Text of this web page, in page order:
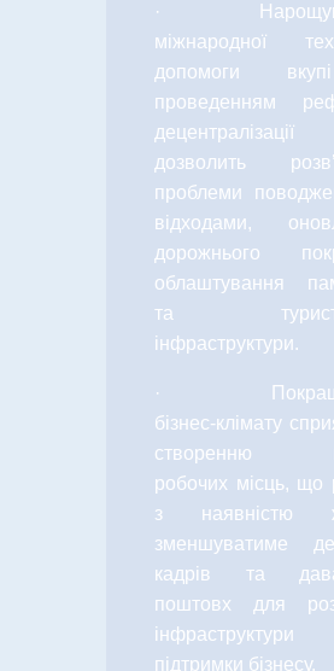
·
міжнародної
допомоги
проведенням
децентралізації
дозволить
проблеми
відходами,
дорожнього
облаштування
та
інфраструктури.
·
бізнес-клімату
створенню
робочих місць, що
з наявністю
зменшуватиме
кадрів та
поштовх для
інфраструктури
підтримки бізнесу.